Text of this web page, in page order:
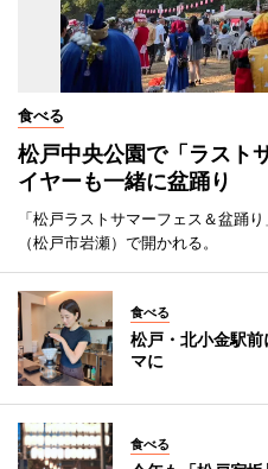
食べる
松戸中央公園で「ラス
イヤーも一緒に盆踊り
「松戸ラストサマーフェス＆盆踊
（松戸市岩瀬）で開かれる。
食べる
松戸・北小金駅
マに
食べる